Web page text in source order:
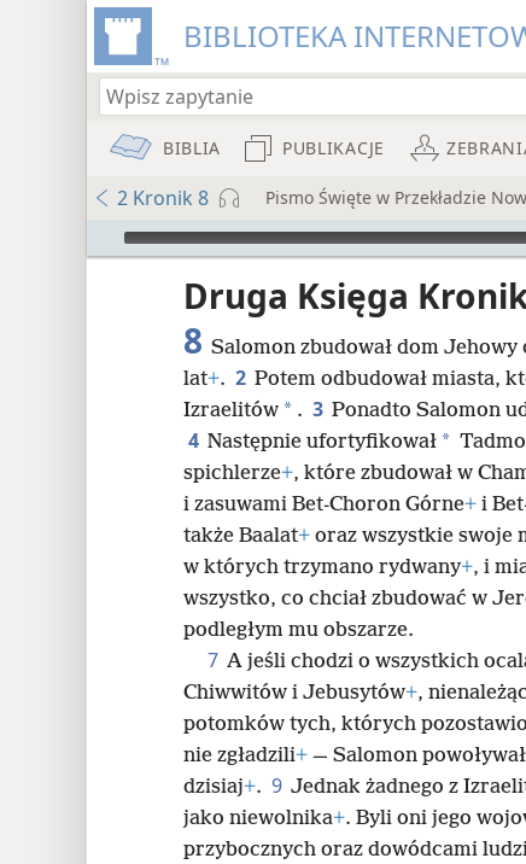
BIBLIOTEKA
BIBLIA PUBLIKACJE
2 Kronik 8 Pismo Święte w Przekładzie
Audio Player
Druga Księga
8 Salomon zbudował dom Jehowy
lat+. 2 Potem odbudował miasta,
Izraelitów * . 3 Ponadto Salomon
4 Następnie ufortyfikował *
spichlerze+, które zbudował w
i zasuwami Bet-Choron Górne+ i
także Baalat+ oraz wszystkie swoje
w których trzymano rydwany+, i
wszystko, co chciał zbudować w
podległym mu obszarze.
7 A jeśli chodzi o wszystkich
Chiwwitów i Jebusytów+,
potomków tych, których
nie zgładzili+ — Salomon
dzisiaj+. 9 Jednak żadnego z
jako niewolnika+. Byli oni jego
przybocznych oraz dowódcami